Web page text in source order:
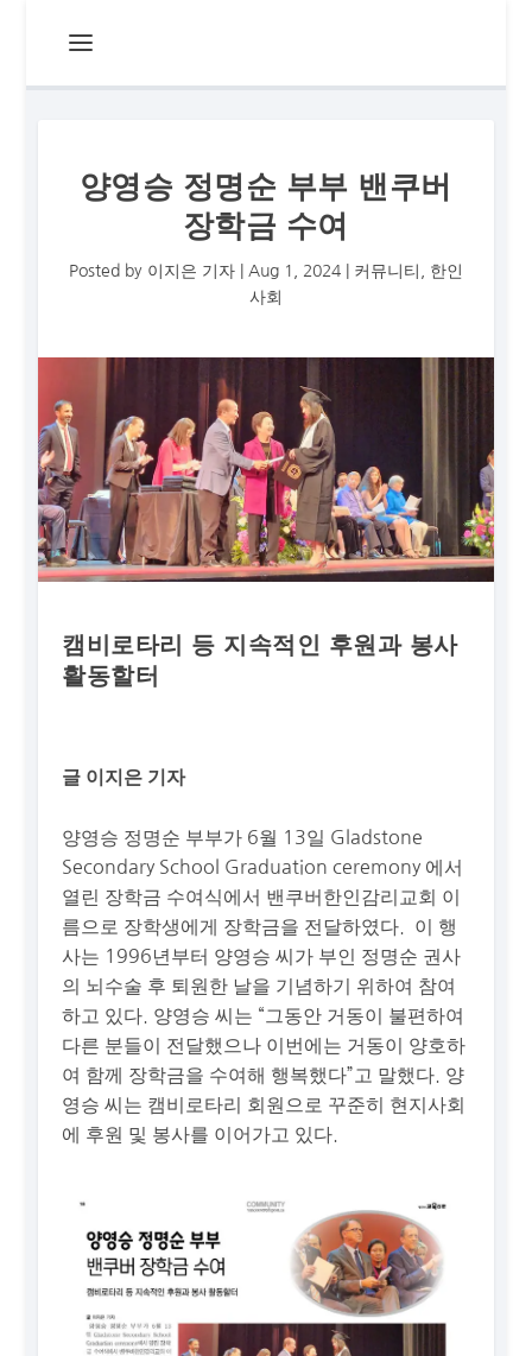
양영승 정명순 부부 밴쿠버
장학금 수여
Posted by 이지은 기자| Aug 1, 2024| 커뮤니티
한인
사회
캠비로타리 등 지속적인 후원과 봉사
활동할터
글 이지은 기자
양영승 정명순 부부가 6월 13일 Gladstone
Secondary School Graduation ceremony 에서
열린 장학금 수여식에서 밴쿠버한인감리교회 이
름으로 장학생에게 장학금을 전달하였다. 이 행
사는 1996년부터 양영승 씨가 부인 정명순 권사
의 뇌수술 후 퇴원한 날을 기념하기 위하여 참여
하고 있다. 양영승 씨는 “그동안 거동이 불편하여
다른 분들이 전달했으나 이번에는 거동이 양호하
여 함께 장학금을 수여해 행복했다”고 말했다. 양
영승 씨는 캠비로타리 회원으로 꾸준히 현지사회
에 후원 및 봉사를 이어가고 있다.